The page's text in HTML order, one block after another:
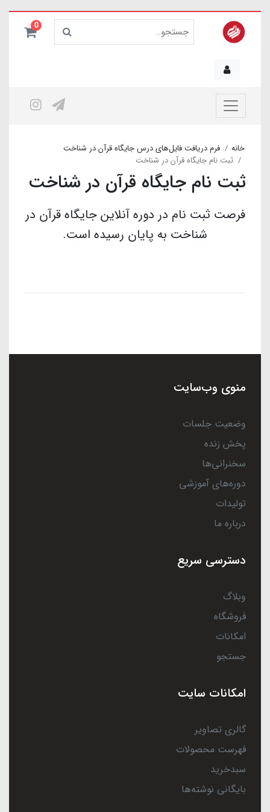
0
خانه
فرم دریافت فایل‌های درس جایگاه قرآن در شناخت
ثبت نام جایگاه قرآن در شناخت
ثبت نام جایگاه قرآن در شناخت
فرصت ثبت نام در دوره آنلاین جایگاه قرآن در
شناخت به پایان رسیده است.
منوی وب‌سایت
وضعیت جلسات
پخش زنده
سخنرانی‌ها
دوره‌های آموزشی
تولیدات
درباره ما
دسترسی سریع
وبلاگ
فروشگاه
امکانات
جستجو
امکانات سایت
گالری تصاویر
فهرست محصولات
سبدخرید
بایگانی نوشته‌ها